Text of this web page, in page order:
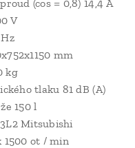
(cos = 0,8) 14,4 A
V
mm
kg
tlaku 81 dB (A)
150 l
Mitsubishi
1500 ot / min